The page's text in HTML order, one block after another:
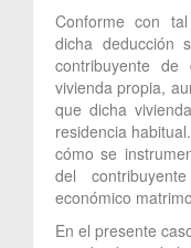
Conforme con
dicha deducción
contribuyente
vivienda propia,
que dicha
residencia
cómo se
del
económico
En el presente